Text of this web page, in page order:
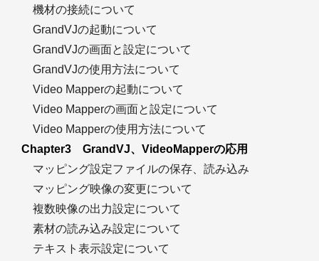
機材の接続について
GrandVJの起動について
GrandVJの画面と設定について
GrandVJの使用方法について
Video Mapperの起動について
Video Mapperの画面と設定について
Video Mapperの使用方法について
Chapter3 GrandVJ、VideoMapperの応用
マッピング設定ファイルの保存、読み込み
マッピング映像の変更について
複数映像の出力設定について
素材の読み込み設定について
テキスト表示設定について